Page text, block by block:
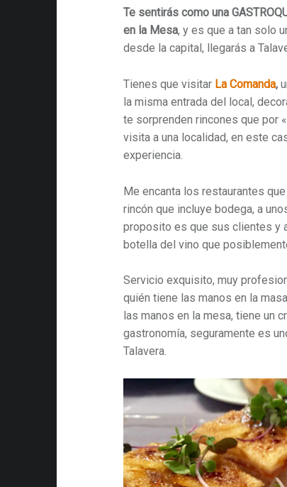
Te sentirás como una
en la Mesa, y es que a tan solo
desde la capital, llegarás a
Tienes que visitar La Comanda,
la misma entrada del local,
te sorprenden rincones que por
visita a una localidad, en este
experiencia.
Me encanta los restaurantes
rincón que incluye bodega, a
proposito es que sus clientes y
botella del vino que
Servicio exquisito, muy
quién tiene las manos en la
las manos en la mesa, tiene un
gastronomía, seguramente es
Talavera.